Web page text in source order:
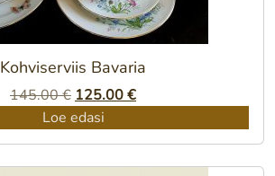
Kohviserviis Bavaria
145.00€ Algne
hind
125.00€Praegune
Loe edasi